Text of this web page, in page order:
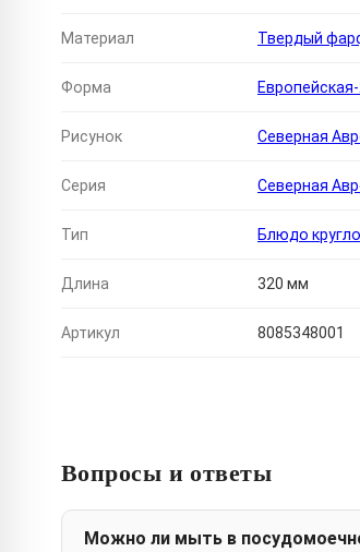
Материал Твердый
Форма
Рисунок Северная
Серия Северная
Тип Блюдо
Длина 320 мм
Артикул 8085348001
Вопросы и ответы
Можно ли мыть в